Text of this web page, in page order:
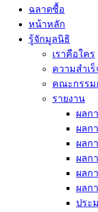
ฉลาดซื้อ
หน้าหลัก
รู้จักมูลนิธิ
เราคือใคร
ความสำเร็
คณะกรรม
รายงาน
ผลก
ผลก
ผลก
ผลก
ผลก
ผลก
ประ